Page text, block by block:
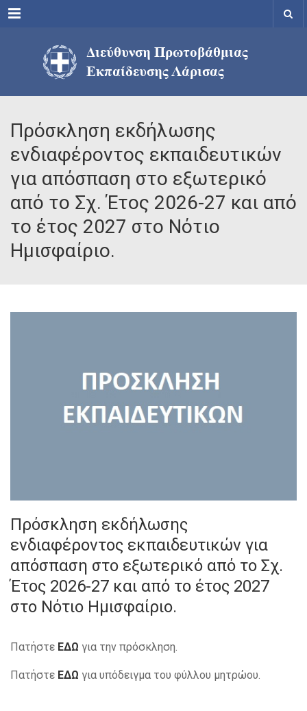
Menu
Πρόσκληση εκδήλωσης
ενδιαφέροντος εκπαιδευτικών
για απόσπαση στο εξωτερικό
από το Σχ. Έτος 2026-27 και από
το έτος 2027 στο Νότιο
Ημισφαίριο.
Πρόσκληση εκδήλωσης
ενδιαφέροντος εκπαιδευτικών για
απόσπαση στο εξωτερικό από το Σχ.
Έτος 2026-27 και από το έτος 2027
στο Νότιο Ημισφαίριο.
Πατήστε ΕΔΩ για την πρόσκληση.
Πατήστε ΕΔΩ για υπόδειγμα του φύλλου μητρώου.